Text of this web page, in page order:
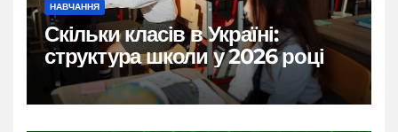
НАВЧАННЯ
Скільки класів в Україні:
структура школи у 2026 році